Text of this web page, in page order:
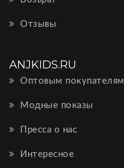
Отзывы
ANJKIDS.RU
Оптовым покупателям
Модные показы
Пресса о нас
Интересное